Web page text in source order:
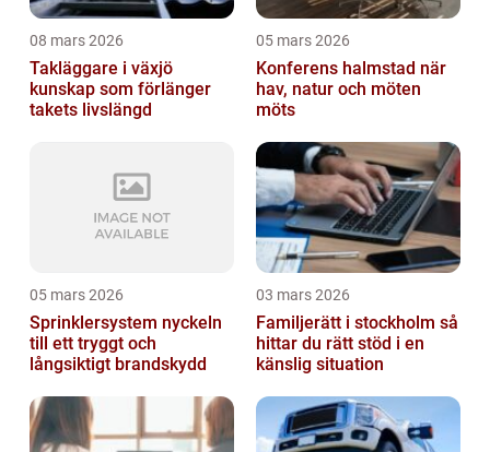
08 mars 2026
Takläggare i växjö
kunskap som förlänger
takets livslängd
05 mars 2026
Konferens halmstad när
hav, natur och möten
möts
05 mars 2026
Sprinklersystem nyckeln
till ett tryggt och
långsiktigt brandskydd
03 mars 2026
Familjerätt i stockholm så
hittar du rätt stöd i en
känslig situation